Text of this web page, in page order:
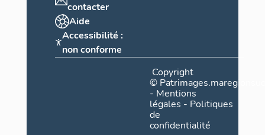
contacter
Aide
Accessibilité :
non conforme
Copyright
©
- Mentions
légales - Politiques
de
confidentialité